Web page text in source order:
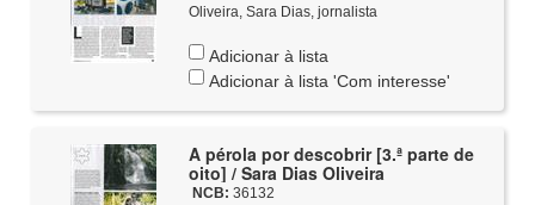
Oliveira, Sara Dias, jornalista
Adicionar à lista
Adicionar à lista 'Com interesse'
A pérola por descobrir [3.ª parte de
oito] / Sara Dias Oliveira
NCB: 36132